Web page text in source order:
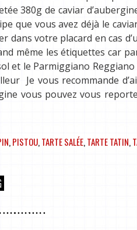
380g de caviar
que vous avez déjà le
dans votre placard en cas
même les étiquettes car
et le Parmiggiano
Je vous recommande
vous pouvez vous
,PISTOU,TARTE SALÉE,TARTE TATIN,